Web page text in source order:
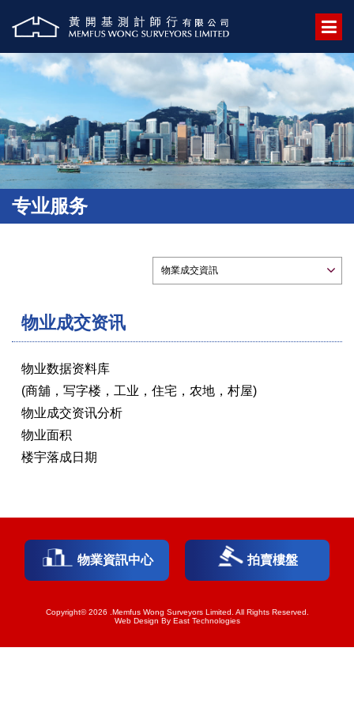
专业服务
物业成交资讯
物业数据资料库
(商舖，写字楼，工业，住宅，农地，村屋)
物业成交资讯分析
物业面积
楼宇落成日期
物業資訊中心 拍賣樓盤
Copyright© 2026 .Memfus Wong Surveyors Limited. All Rights Reserved.
Web Design By East Technologies